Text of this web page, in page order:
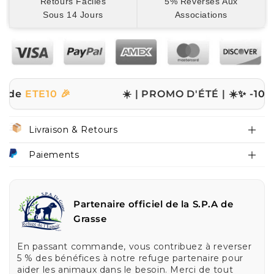
Sous 14 Jours
Associations
🎉 ☀️ | PROMO D'ÉTÉ | ☀️✨ -10% sur
Livraison & Retours
Paiements
Partenaire officiel de la S.P.A de
Grasse
En passant commande, vous contribuez à reverser
5 % des bénéfices à notre refuge partenaire pour
aider les animaux dans le besoin. Merci de tout